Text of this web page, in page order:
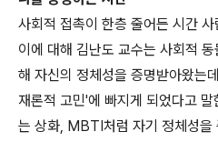
사회적 접촉이 한층 줄어든 시간
이에 대해 김난도 교수는 사회적
해 자신의 정체성을 증명받아왔는
재론적 고민'에 빠지게 되었다고
는 상화, MBTI처럼 자기 정체성을